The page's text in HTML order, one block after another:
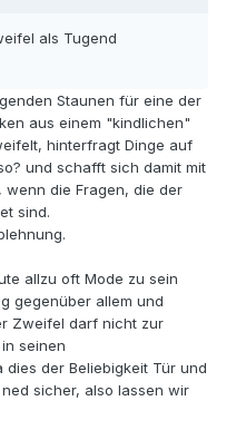
als Tugend
Staunen für eine der
aus einem "kindlichen"
hinterfragt Dinge auf
und schafft sich damit mit
die Fragen, die der
sind.
allzu oft Mode zu sein
gegenüber allem und
Zweifel darf nicht zur
seinen
der Beliebigkeit Tür und
sicher, also lassen wir